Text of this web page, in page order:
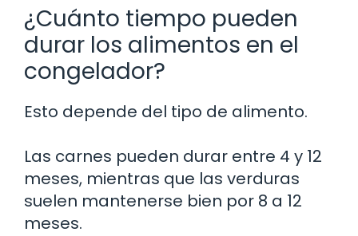
¿Cuánto tiempo pueden
durar los alimentos en el
congelador?
Esto depende del tipo de alimento.
Las carnes pueden durar entre 4 y 12
meses, mientras que las verduras
suelen mantenerse bien por 8 a 12
meses.